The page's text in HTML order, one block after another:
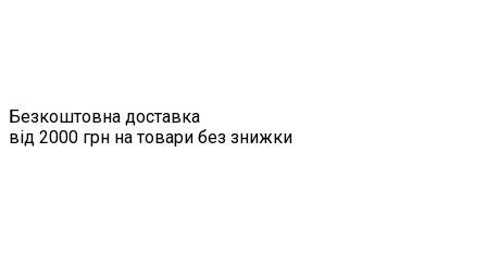
Безкоштовна доставка
від 2000 грн на товари без знижки